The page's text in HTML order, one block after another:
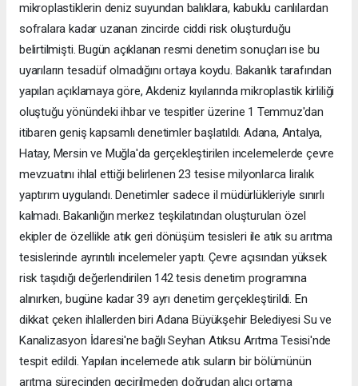
mikroplastiklerin deniz suyundan balıklara, kabuklu canlılardan
sofralara kadar uzanan zincirde ciddi risk oluşturduğu
belirtilmişti. Bugün açıklanan resmi denetim sonuçları ise bu
uyarıların tesadüf olmadığını ortaya koydu. Bakanlık tarafından
yapılan açıklamaya göre, Akdeniz kıyılarında mikroplastik kirliliği
oluştuğu yönündeki ihbar ve tespitler üzerine 1 Temmuz'dan
itibaren geniş kapsamlı denetimler başlatıldı. Adana, Antalya,
Hatay, Mersin ve Muğla'da gerçekleştirilen incelemelerde çevre
mevzuatını ihlal ettiği belirlenen 23 tesise milyonlarca liralık
yaptırım uygulandı. Denetimler sadece il müdürlükleriyle sınırlı
kalmadı. Bakanlığın merkez teşkilatından oluşturulan özel
ekipler de özellikle atık geri dönüşüm tesisleri ile atık su arıtma
tesislerinde ayrıntılı incelemeler yaptı. Çevre açısından yüksek
risk taşıdığı değerlendirilen 142 tesis denetim programına
alınırken, bugüne kadar 39 ayrı denetim gerçekleştirildi. En
dikkat çeken ihlallerden biri Adana Büyükşehir Belediyesi Su ve
Kanalizasyon İdaresi'ne bağlı Seyhan Atıksu Arıtma Tesisi'nde
tespit edildi. Yapılan incelemede atık suların bir bölümünün
arıtma sürecinden geçirilmeden doğrudan alıcı ortama